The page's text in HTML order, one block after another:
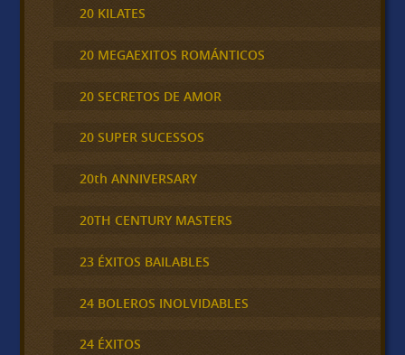
20 KILATES
20 MEGAEXITOS ROMÁNTICOS
20 SECRETOS DE AMOR
20 SUPER SUCESSOS
20th ANNIVERSARY
20TH CENTURY MASTERS
23 ÉXITOS BAILABLES
24 BOLEROS INOLVIDABLES
24 ÉXITOS